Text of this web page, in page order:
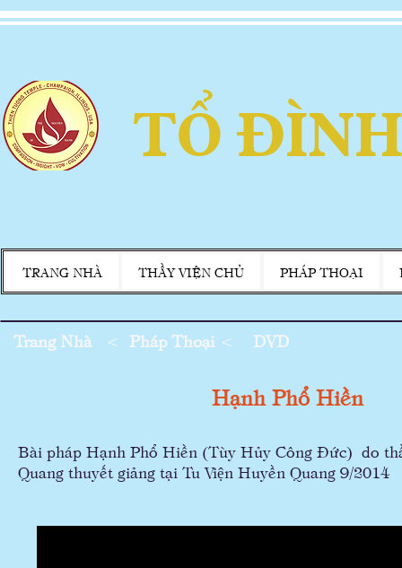
TỔ
TRANG NHÀ THẦY VIỆN CHỦ PHÁP THOẠI
Trang Nhà < Pháp Thoại < DVD
Hạnh Phổ Hiền
Bài pháp Hạnh Phổ Hiền (Tùy Hủy Công Đức) do
Quang thuyết giảng tại Tu Viện Huyền Quang 9/2014